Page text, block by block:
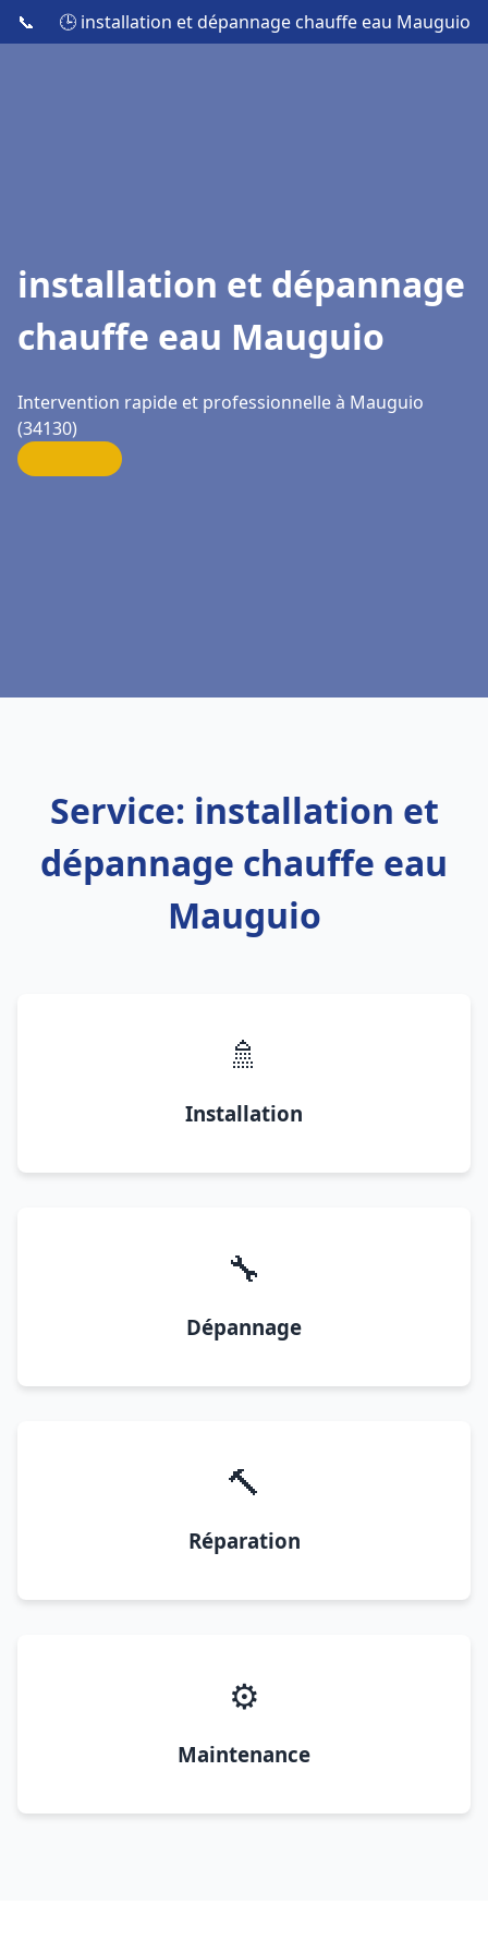
📞 🕒 installation et dépannage chauffe eau Mauguio
installation et dépannage
chauffe eau Mauguio
Intervention rapide et professionnelle à Mauguio
(34130)
Service: installation et
dépannage chauffe eau
Mauguio
🚿
Installation
🔧
Dépannage
🔨
Réparation
⚙️
Maintenance